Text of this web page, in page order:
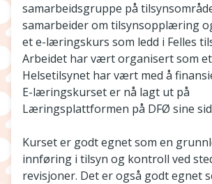
samarbeidsgruppe på
samarbeider om tilsynsopplæring
et e-læringskurs som ledd i Felles
Arbeidet har vært organisert som
Helsetilsynet har vært med å
E-læringskurset er nå lagt ut på
Læringsplattformen på DFØ sine
Kurset er godt egnet som en
innføring i tilsyn og kontroll ved
revisjoner. Det er også godt egnet